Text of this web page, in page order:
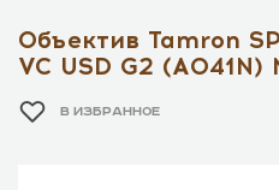
Объектив Tamron
VC USD G2 (A041N)
В ИЗБРАННОЕ